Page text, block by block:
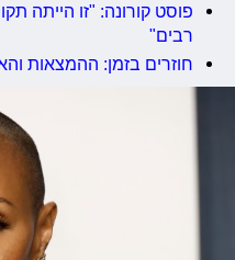
פוסט קורונה: "זו הייתה
רבים"
חוזרים בזמן: ההמצאות